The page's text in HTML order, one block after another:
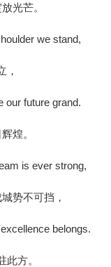
光芒。
we stand,
，
our future grand.
煌。
is ever strong,
势不可挡，
belongs.
方。